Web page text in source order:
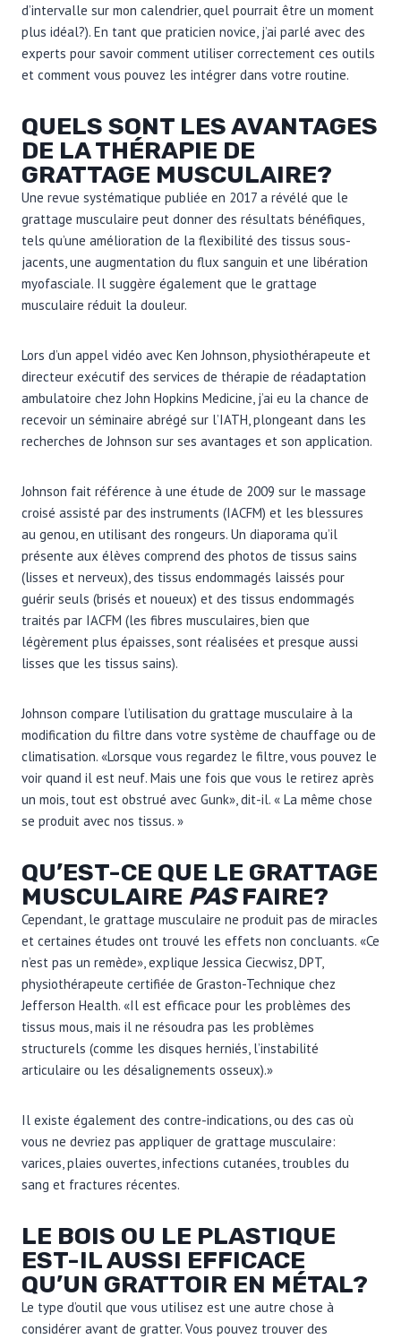
d’intervalle sur mon calendrier, quel pourrait être un moment
plus idéal?). En tant que praticien novice, j’ai parlé avec des
experts pour savoir comment utiliser correctement ces outils
et comment vous pouvez les intégrer dans votre routine.
QUELS SONT LES AVANTAGES
DE LA THÉRAPIE DE
GRATTAGE MUSCULAIRE?
Une revue systématique publiée en 2017 a révélé que le
grattage musculaire peut donner des résultats bénéfiques,
tels qu’une amélioration de la flexibilité des tissus sous-
jacents, une augmentation du flux sanguin et une libération
myofasciale. Il suggère également que le grattage
musculaire réduit la douleur.
Lors d’un appel vidéo avec Ken Johnson, physiothérapeute et
directeur exécutif des services de thérapie de réadaptation
ambulatoire chez John Hopkins Medicine, j’ai eu la chance de
recevoir un séminaire abrégé sur l’IATH, plongeant dans les
recherches de Johnson sur ses avantages et son application.
Johnson fait référence à une étude de 2009 sur le massage
croisé assisté par des instruments (IACFM) et les blessures
au genou, en utilisant des rongeurs. Un diaporama qu’il
présente aux élèves comprend des photos de tissus sains
(lisses et nerveux), des tissus endommagés laissés pour
guérir seuls (brisés et noueux) et des tissus endommagés
traités par IACFM (les fibres musculaires, bien que
légèrement plus épaisses, sont réalisées et presque aussi
lisses que les tissus sains).
Johnson compare l’utilisation du grattage musculaire à la
modification du filtre dans votre système de chauffage ou de
climatisation. «Lorsque vous regardez le filtre, vous pouvez le
voir quand il est neuf. Mais une fois que vous le retirez après
un mois, tout est obstrué avec Gunk», dit-il. « La même chose
se produit avec nos tissus. »
QU’EST-CE QUE LE GRATTAGE
MUSCULAIRE PASFAIRE?
Cependant, le grattage musculaire ne produit pas de miracles
et certaines études ont trouvé les effets non concluants. «Ce
n’est pas un remède», explique Jessica Ciecwisz, DPT,
physiothérapeute certifiée de Graston-Technique chez
Jefferson Health. «Il est efficace pour les problèmes des
tissus mous, mais il ne résoudra pas les problèmes
structurels (comme les disques herniés, l’instabilité
articulaire ou les désalignements osseux).»
Il existe également des contre-indications, ou des cas où
vous ne devriez pas appliquer de grattage musculaire:
varices, plaies ouvertes, infections cutanées, troubles du
sang et fractures récentes.
LE BOIS OU LE PLASTIQUE
EST-IL AUSSI EFFICACE
QU’UN GRATTOIR EN MÉTAL?
Le type d’outil que vous utilisez est une autre chose à
considérer avant de gratter. Vous pouvez trouver des